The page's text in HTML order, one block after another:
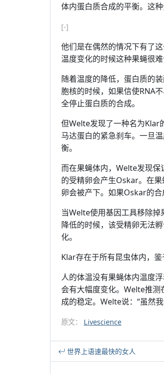
体内蛋白质合成的平衡。这
[-]
他们是在偶然的情况下有了
温度变化的时候这种果蝇很难
随着温度的降低，蛋白质的
胞核的时候，如果信使RNA
全停止蛋白质的合成。
但Welte发现了一种名为Klar
马达蛋白的紧急刹车。一旦
衡。
而在果蝇体内，Welte发现
的受精卵会产生Oskar。在
卵会被产下。如果Oskar的合
当Welte使用基因工具移除
降低的时候，该受精卵无法
化。
Klar存在于所有昆虫体内，
人的体温没有果蝇体内温度
会有大幅度变化。Welte推
成的稳定。Welte说：“虽然
原文： Livescience
世界上语速最快的女人